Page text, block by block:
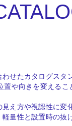
せたカタログスタ
や向きを変える
え方や視認性に変
量性と設置時の抜